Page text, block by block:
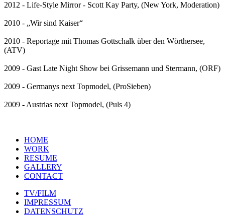
2012 - Life-Style Mirror - Scott Kay Party, (New York, Moderation)
2010 - „Wir sind Kaiser“
2010 - Reportage mit Thomas Gottschalk über den Wörthersee,
(ATV)
2009 - Gast Late Night Show bei Grissemann und Stermann, (ORF)
2009 - Germanys next Topmodel, (ProSieben)
2009 - Austrias next Topmodel, (Puls 4)
HOME
WORK
RESUME
GALLERY
CONTACT
TV/FILM
IMPRESSUM
DATENSCHUTZ